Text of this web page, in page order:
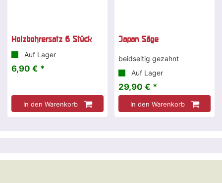
Holzbohrersatz 6 Stück
Auf Lager
6,90 € *
In den Warenkorb
Japan Säge
beidseitig gezahnt
Auf Lager
29,90 € *
In den Warenkorb